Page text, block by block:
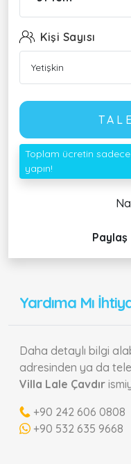
Kişi Sayısı
Toplam ücretin
yapın!
Paylaş
Yardıma Mı
Daha detaylı bilgi
adresinden ya da
Villa Lale Çavdır
+90 242 606 0808
+90 532 635 9668